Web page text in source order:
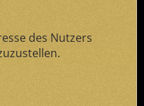
des Nutzers